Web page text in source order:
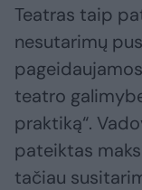
Teatras taip
nesutarimų
teatro
praktiką“.
pateiktas
tačiau